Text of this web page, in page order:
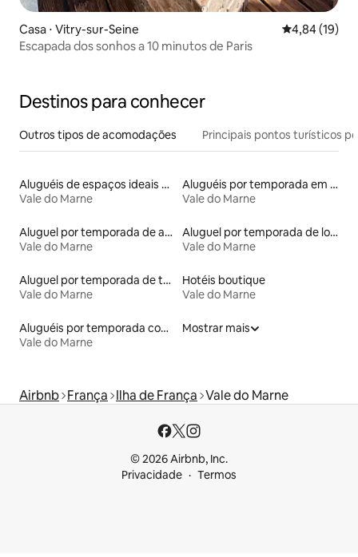
Casa ⋅ Vitry-sur-Seine 4,84 de uma
4,84 (19)
Escapada dos sonhos a 10 minutos de Paris
Destinos para conhecer
Outros tipos de acomodações Principais pontos turísticos
Aluguéis de espaços ideais para famílias
Vale do Marne
Aluguéis por temporada em albergue
Vale do Marne
Aluguel por temporada de apart-hotéis
Vale do Marne
Aluguel por temporada de lofts
Vale do Marne
Aluguel por temporada de townhouses
Vale do Marne
Hotéis boutique
Vale do Marne
Aluguéis por temporada com banheira de hidromassagem
Vale do Marne
Mostrar mais
Airbnb França Ilha de França Vale do Marne
© 2026 Airbnb, Inc.
Privacidade
Termos